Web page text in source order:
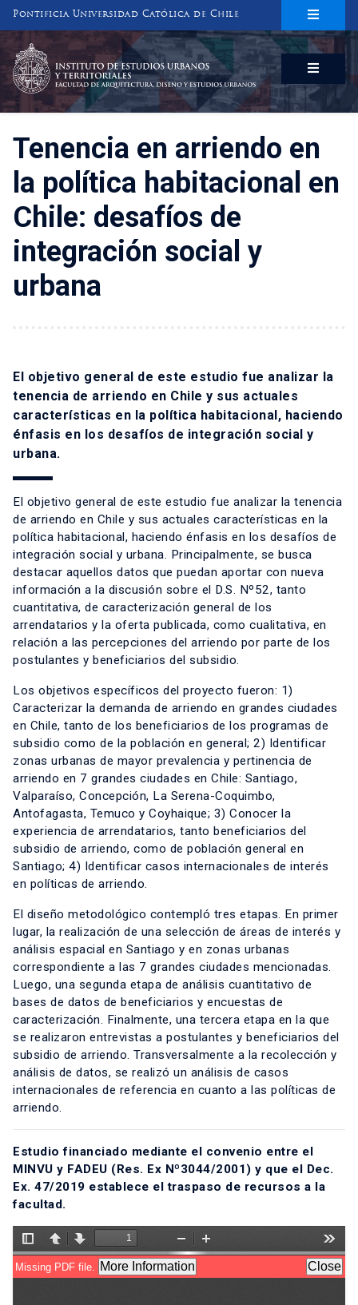
Pontificia Universidad Católica de Chile
INSTITUTO DE ESTUDIOS URBANOS
Y TERRITORIALES
FACULTAD DE ARQUITECTURA, DISEÑO Y ESTUDIOS URBANOS
Tenencia en arriendo en
la política habitacional en
Chile: desafíos de
integración social y
urbana
El objetivo general de este estudio fue analizar la
tenencia de arriendo en Chile y sus actuales
características en la política habitacional, haciendo
énfasis en los desafíos de integración social y
urbana.
El objetivo general de este estudio fue analizar la tenencia
de arriendo en Chile y sus actuales características en la
política habitacional, haciendo énfasis en los desafíos de
integración social y urbana. Principalmente, se busca
destacar aquellos datos que puedan aportar con nueva
información a la discusión sobre el D.S. Nº52, tanto
cuantitativa, de caracterización general de los
arrendatarios y la oferta publicada, como cualitativa, en
relación a las percepciones del arriendo por parte de los
postulantes y beneficiarios del subsidio.
Los objetivos específicos del proyecto fueron: 1)
Caracterizar la demanda de arriendo en grandes ciudades
en Chile, tanto de los beneficiarios de los programas de
subsidio como de la población en general; 2) Identificar
zonas urbanas de mayor prevalencia y pertinencia de
arriendo en 7 grandes ciudades en Chile: Santiago,
Valparaíso, Concepción, La Serena-Coquimbo,
Antofagasta, Temuco y Coyhaique; 3) Conocer la
experiencia de arrendatarios, tanto beneficiarios del
subsidio de arriendo, como de población general en
Santiago; 4) Identificar casos internacionales de interés
en políticas de arriendo.
El diseño metodológico contempló tres etapas. En primer
lugar, la realización de una selección de áreas de interés y
análisis espacial en Santiago y en zonas urbanas
correspondiente a las 7 grandes ciudades mencionadas.
Luego, una segunda etapa de análisis cuantitativo de
bases de datos de beneficiarios y encuestas de
caracterización. Finalmente, una tercera etapa en la que
se realizaron entrevistas a postulantes y beneficiarios del
subsidio de arriendo. Transversalmente a la recolección y
análisis de datos, se realizó un análisis de casos
internacionales de referencia en cuanto a las políticas de
arriendo.
Estudio financiado mediante el convenio entre el
MINVU y FADEU (Res. Ex Nº3044/2001) y que el Dec.
Ex. 47/2019 establece el traspaso de recursos a la
facultad.